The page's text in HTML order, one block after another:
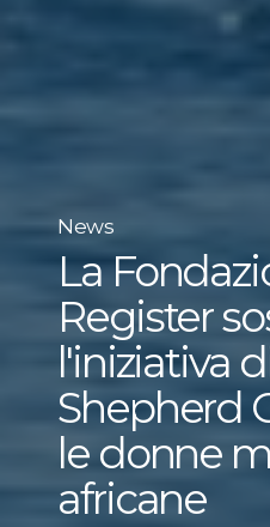
News
La
Register
l'iniziativa
Shepherd
le donne
africane